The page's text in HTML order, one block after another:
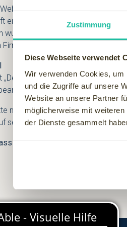
Zustimmung
Diese Webseite verwendet
Wir verwenden Cookies,
und die Zugriffe auf unsere
Website an unsere Partner
möglicherweise mit
der Dienste gesammelt
, wo Sie Ihr eigenes schick
eingeben und spätestens drei
wurde schon vieles ausgeliefert.
hochladen sowie die
„Dein eigener Wein" ein Wellness
Breeze" (60 min). Der Clou für
nicht verraten: Mein Partner hat
seine Reaktion bin ich jetzt schon
man Etiketten selbst gestalten